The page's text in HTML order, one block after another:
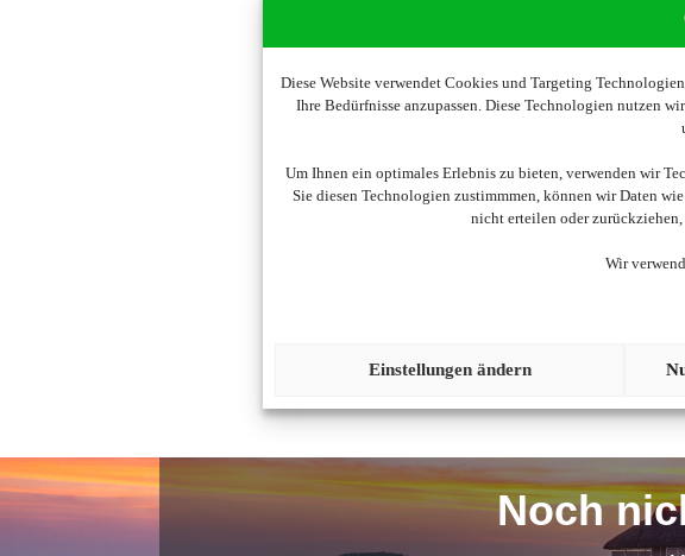
Diese Website verwendet Cookies und Targeting
Ihre Bedürfnisse anzupassen. Diese Technologien nutzen
Um Ihnen ein optimales Erlebnis zu bieten, verwenden wir
Sie diesen Technologien zustimmmen, können wir Daten
nicht erteilen oder
Wir
Einstellungen ändern
Wir
Um diesen Inhalt darzustellen, aktivieren
Noch